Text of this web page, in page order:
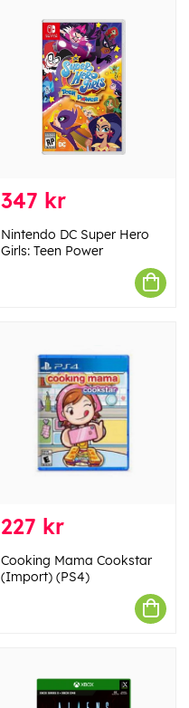
347 kr
Nintendo DC Super Hero
Girls: Teen Power
227 kr
Cooking Mama Cookstar
(Import) (PS4)